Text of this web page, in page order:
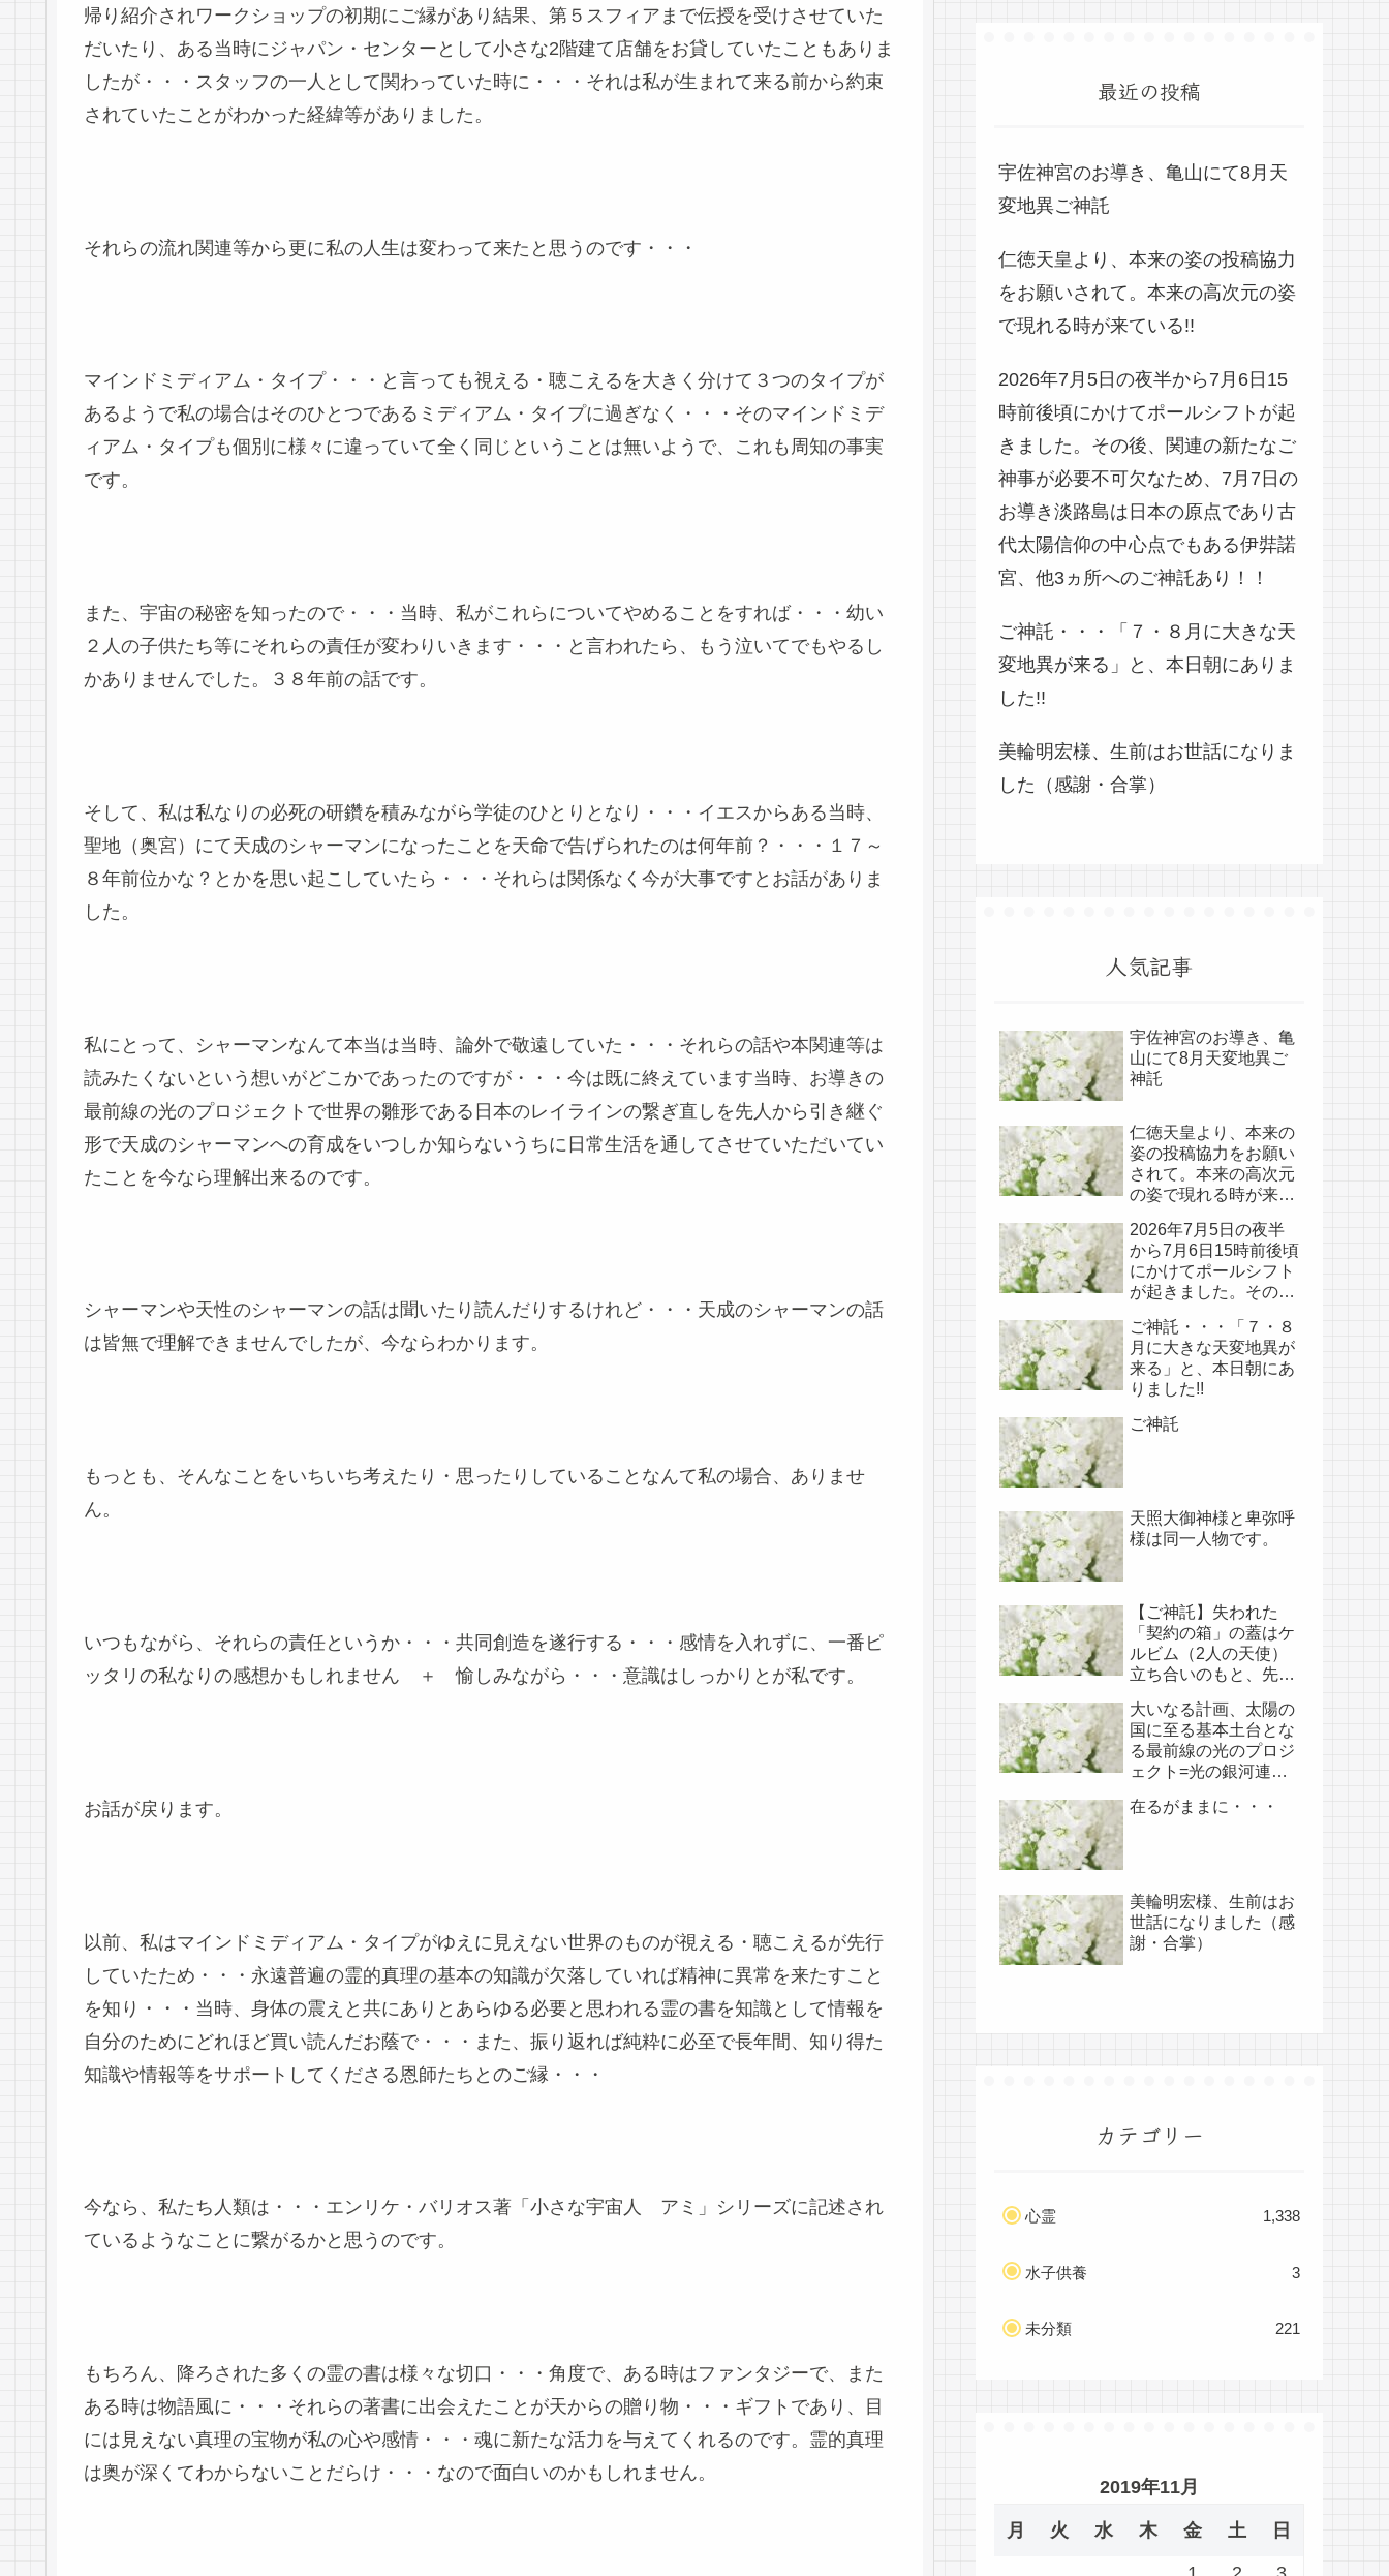
帰り紹介されワークショップの初期にご縁があり結果、第５スフィアまで伝授を受けさせていた
だいたり、ある当時にジャパン・センターとして小さな2階建て店舗をお貸していたこともありま
したが・・・スタッフの一人として関わっていた時に・・・それは私が生まれて来る前から約束
されていたことがわかった経緯等がありました。
それらの流れ関連等から更に私の人生は変わって来たと思うのです・・・
マインドミディアム・タイプ・・・と言っても視える・聴こえるを大きく分けて３つのタイプが
あるようで私の場合はそのひとつであるミディアム・タイプに過ぎなく・・・そのマインドミデ
ィアム・タイプも個別に様々に違っていて全く同じということは無いようで、これも周知の事実
です。
また、宇宙の秘密を知ったので・・・当時、私がこれらについてやめることをすれば・・・幼い
２人の子供たち等にそれらの責任が変わりいきます・・・と言われたら、もう泣いてでもやるし
かありませんでした。３８年前の話です。
そして、私は私なりの必死の研鑽を積みながら学徒のひとりとなり・・・イエスからある当時、
聖地（奥宮）にて天成のシャーマンになったことを天命で告げられたのは何年前？・・・１７～
８年前位かな？とかを思い起こしていたら・・・それらは関係なく今が大事ですとお話がありま
した。
私にとって、シャーマンなんて本当は当時、論外で敬遠していた・・・それらの話や本関連等は
読みたくないという想いがどこかであったのですが・・・今は既に終えています当時、お導きの
最前線の光のプロジェクトで世界の雛形である日本のレイラインの繋ぎ直しを先人から引き継ぐ
形で天成のシャーマンへの育成をいつしか知らないうちに日常生活を通してさせていただいてい
たことを今なら理解出来るのです。
シャーマンや天性のシャーマンの話は聞いたり読んだりするけれど・・・天成のシャーマンの話
は皆無で理解できませんでしたが、今ならわかります。
もっとも、そんなことをいちいち考えたり・思ったりしていることなんて私の場合、ありませ
ん。
いつもながら、それらの責任というか・・・共同創造を遂行する・・・感情を入れずに、一番ピ
ッタリの私なりの感想かもしれません ＋ 愉しみながら・・・意識はしっかりとが私です。
お話が戻ります。
以前、私はマインドミディアム・タイプがゆえに見えない世界のものが視える・聴こえるが先行
していたため・・・永遠普遍の霊的真理の基本の知識が欠落していれば精神に異常を来たすこと
を知り・・・当時、身体の震えと共にありとあらゆる必要と思われる霊の書を知識として情報を
自分のためにどれほど買い読んだお蔭で・・・また、振り返れば純粋に必至で長年間、知り得た
知識や情報等をサポートしてくださる恩師たちとのご縁・・・
今なら、私たち人類は・・・エンリケ・バリオス著「小さな宇宙人 アミ」シリーズに記述され
ているようなことに繋がるかと思うのです。
もちろん、降ろされた多くの霊の書は様々な切口・・・角度で、ある時はファンタジーで、また
ある時は物語風に・・・それらの著書に出会えたことが天からの贈り物・・・ギフトであり、目
には見えない真理の宝物が私の心や感情・・・魂に新たな活力を与えてくれるのです。霊的真理
は奥が深くてわからないことだらけ・・・なので面白いのかもしれません。
最近の投稿
宇佐神宮のお導き、亀山にて8月天
変地異ご神託
仁徳天皇より、本来の姿の投稿協力
をお願いされて。本来の高次元の姿
で現れる時が来ている!!
2026年7月5日の夜半から7月6日15
時前後頃にかけてポールシフトが起
きました。その後、関連の新たなご
神事が必要不可欠なため、7月7日の
お導き淡路島は日本の原点であり古
代太陽信仰の中心点でもある伊弉諾
宮、他3ヵ所へのご神託あり！！
ご神託・・・「７・８月に大きな天
変地異が来る」と、本日朝にありま
した!!
美輪明宏様、生前はお世話になりま
した（感謝・合掌）
人気記事
宇佐神宮のお導き、亀
山にて8月天変地異ご
神託
仁徳天皇より、本来の
姿の投稿協力をお願い
されて。本来の高次元
の姿で現れる時が来て
2026年7月5日の夜半
から7月6日15時前後頃
にかけてポールシフト
が起きました。その
事が必要不可欠なた
め、7月7日のお導き淡
路島は日本の原点であ
り古代太陽信仰の中心
点でもある伊弉諾宮、
他3ヵ所へのご神託あ
ご神託・・・「７・８
月に大きな天変地異が
来る」と、本日朝にあ
りました!!
ご神託
天照大御神様と卑弥呼
様は同一人物です。
【ご神託】失われた
「契約の箱」の蓋はケ
ルビム（2人の天使）
立ち合いのもと、先月
あらためて補足）
大いなる計画、太陽の
国に至る基本土台とな
る最前線の光のプロジ
ェクト=光の銀河連盟
ち、宇宙規模での壮大
在るがままに・・・
美輪明宏様、生前はお
世話になりました（感
謝・合掌）
カテゴリー
心霊 1,338
水子供養 3
未分類 221
2019年11月
月 火 水 木 金 土 日